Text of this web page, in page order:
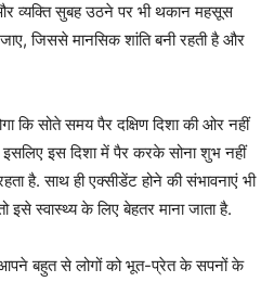
व्यक्ति सुबह उठने पर भी थकान महसूस
जिससे मानसिक शांति बनी रहती है और
सोते समय पैर दक्षिण दिशा की ओर नहीं
है, इसलिए इस दिशा में पैर करके सोना शुभ नहीं
है. साथ ही एक्सीडेंट होने की संभावनाएं भी
इसे स्वास्थ्य के लिए बेहतर माना जाता है.
आपने बहुत से लोगों को भूत-प्रेत के सपनों के